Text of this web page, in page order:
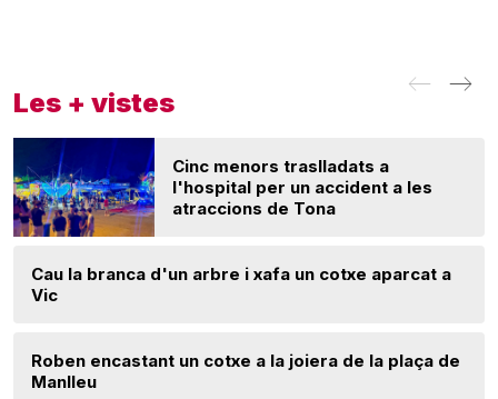
Les + vistes
Cinc menors traslladats a
l'hospital per un accident a les
atraccions de Tona
Cau la branca d'un arbre i xafa un cotxe aparcat a
Vic
Roben encastant un cotxe a la joiera de la plaça de
Manlleu